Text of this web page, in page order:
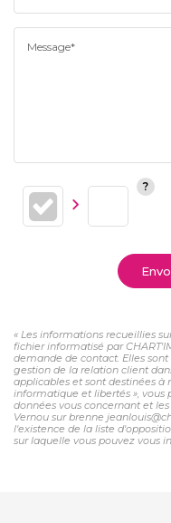
Message*
« Les informations recueillies
fichier informatisé par
demande de contact. Elles
gestion de la relation client
applicables et sont destinées à
informatique et libertés », vous
données vous concernant et
Vernou sur brenne
l'existence de la liste
sur laquelle vous pouvez vous